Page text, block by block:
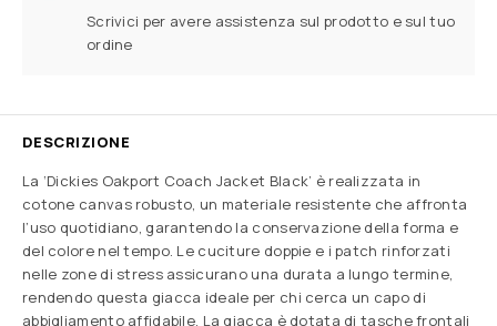
Scrivici per avere assistenza sul prodotto e sul tuo
ordine
DESCRIZIONE
La ‘Dickies Oakport Coach Jacket Black’ è realizzata in
cotone canvas robusto, un materiale resistente che affronta
l’uso quotidiano, garantendo la conservazione della forma e
del colore nel tempo. Le cuciture doppie e i patch rinforzati
nelle zone di stress assicurano una durata a lungo termine,
rendendo questa giacca ideale per chi cerca un capo di
abbigliamento affidabile. La giacca è dotata di tasche frontali